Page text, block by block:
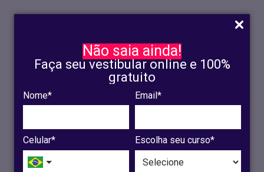
Não saia ainda!
Faça seu vestibular online e 100%
gratuito
Nome* Email*
Celular* Escolha seu curso*
INSCRIÇÃO
OLINDA
RECIFE